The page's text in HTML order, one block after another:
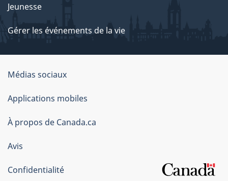
Jeunesse
Gérer les événements de la vie
Organisation
du
gouvernement
du
Canada
Médias sociaux
Applications mobiles
À propos de Canada.ca
Avis
Confidentialité